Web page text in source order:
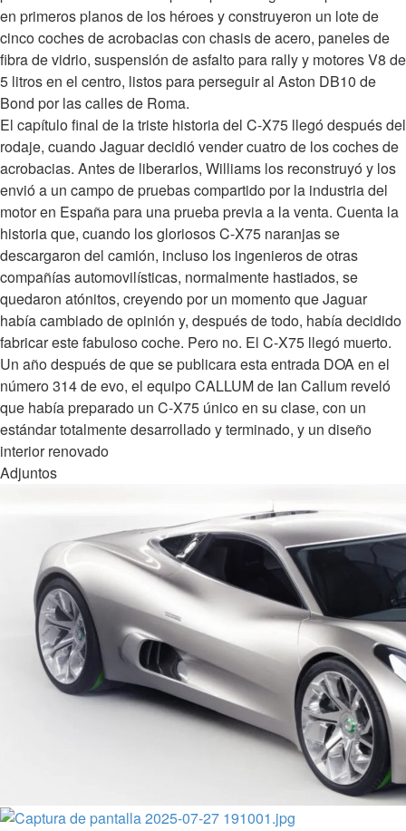
en primeros planos de los héroes y construyeron un lote de
cinco coches de acrobacias con chasis de acero, paneles de
fibra de vidrio, suspensión de asfalto para rally y motores V8 de
5 litros en el centro, listos para perseguir al Aston DB10 de
Bond por las calles de Roma.
El capítulo final de la triste historia del C-X75 llegó después del
rodaje, cuando Jaguar decidió vender cuatro de los coches de
acrobacias. Antes de liberarlos, Williams los reconstruyó y los
envió a un campo de pruebas compartido por la industria del
motor en España para una prueba previa a la venta. Cuenta la
historia que, cuando los gloriosos C-X75 naranjas se
descargaron del camión, incluso los ingenieros de otras
compañías automovilísticas, normalmente hastiados, se
quedaron atónitos, creyendo por un momento que Jaguar
había cambiado de opinión y, después de todo, había decidido
fabricar este fabuloso coche. Pero no. El C-X75 llegó muerto.
Un año después de que se publicara esta entrada DOA en el
número 314 de evo, el equipo CALLUM de Ian Callum reveló
que había preparado un C-X75 único en su clase, con un
estándar totalmente desarrollado y terminado, y un diseño
interior renovado
Adjuntos